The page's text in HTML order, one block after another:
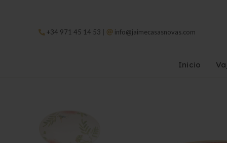
+34 971 45 14 53 | info@jaimecasasnovas.com
Inicio